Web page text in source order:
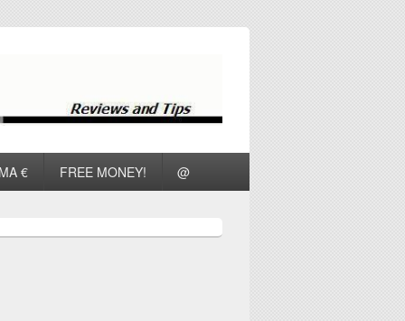
€ FREE MONEY! @